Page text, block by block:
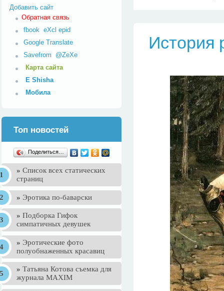
История
Добавить сайт
Обратная связь
fbook eXcl epid
Google Translate
Savefrom @ZeXe
Карта сайта
E Shisha
Мобила
Топ новостей
Поделиться…
» Список всех статических
страниц
» Эротика по-баварски
» Подборка Гифок
симпатичных девушек
» Эротические фото
полуобнаженных красавиц
» Татьяна Котова съемка для
журнала MAXIM